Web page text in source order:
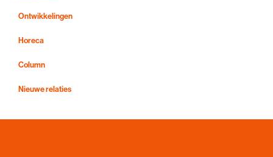
Ontwikkelingen
Horeca
Column
Nieuwe relaties